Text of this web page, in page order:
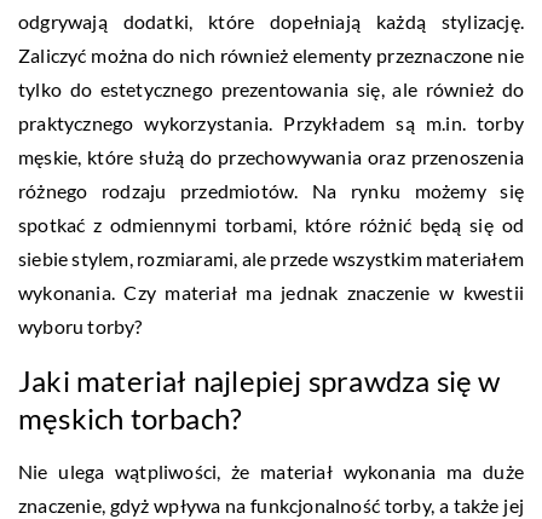
odgrywają dodatki, które dopełniają każdą stylizację.
Zaliczyć można do nich również elementy przeznaczone nie
tylko do estetycznego prezentowania się, ale również do
praktycznego wykorzystania. Przykładem są m.in. torby
męskie, które służą do przechowywania oraz przenoszenia
różnego rodzaju przedmiotów. Na rynku możemy się
spotkać z odmiennymi torbami, które różnić będą się od
siebie stylem, rozmiarami, ale przede wszystkim materiałem
wykonania. Czy materiał ma jednak znaczenie w kwestii
wyboru torby?
Jaki materiał najlepiej sprawdza się w
męskich torbach?
Nie ulega wątpliwości, że materiał wykonania ma duże
znaczenie, gdyż wpływa na funkcjonalność torby, a także jej